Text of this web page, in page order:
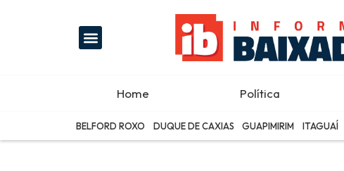
Home Política
BELFORD ROXO DUQUE DE CAXIAS GUAPIMIRIM ITAGUAÍ